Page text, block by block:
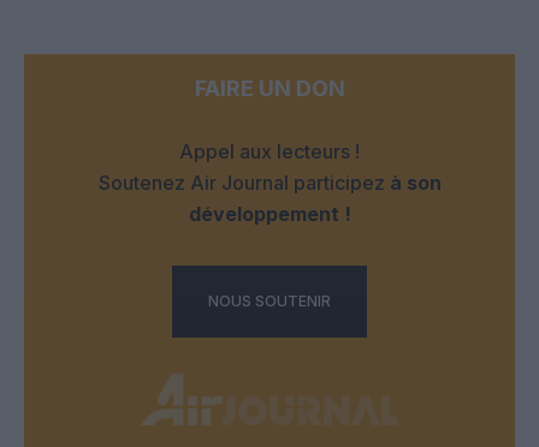
FAIRE UN DON
Appel aux lecteurs !
Soutenez Air Journal participez à son
développement !
NOUS SOUTENIR